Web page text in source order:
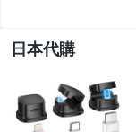
日本代購